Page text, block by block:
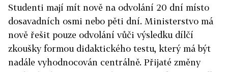
Studenti mají mít nově na odvolání 20 dní místo
dosavadních osmi nebo pěti dní. Ministerstvo má
nově řešit pouze odvolání vůči výsledku dílčí
zkoušky formou didaktického testu, který má být
nadále vyhodnocován centrálně. Přijaté změny